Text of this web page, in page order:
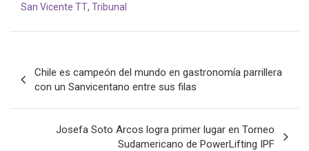
San Vicente TT, Tribunal
de
entradas
Chile es campeón del mundo en gastronomía parrillera
con un Sanvicentano entre sus filas
Josefa Soto Arcos logra primer lugar en Torneo
Sudamericano de PowerLifting IPF